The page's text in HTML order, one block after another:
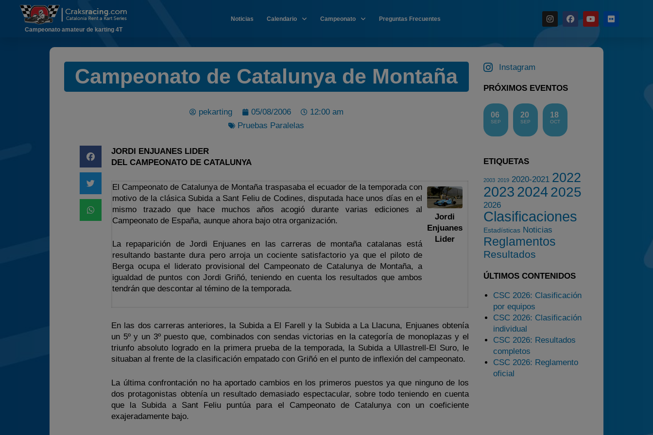
Campeonato amateur de karting 4T
Noticias Calendario Campeonato Preguntas Frecuentes
Campeonato de Catalunya de Montaña
pekarting 05/08/2006
12:00 am
Pruebas Paralelas
JORDI ENJUANES LIDER
DEL CAMPEONATO DE CATALUNYA
El Campeonato de Catalunya de Montaña traspasaba el ecuador de la temporada con
motivo de la clásica Subida a Sant Feliu de Codines, disputada hace unos días en el
mismo trazado que hace muchos años acogió durante varias ediciones al
Campeonato de España, aunque ahora bajo otra organización.
La repaparición de Jordi Enjuanes en las carreras de montaña catalanas está
resultando bastante dura pero arroja un cociente satisfactorio ya que el piloto de
Berga ocupa el liderato provisional del Campeonato de Catalunya de Montaña, a
igualdad de puntos con Jordi Griñó, teniendo en cuenta los resultados que ambos
tendrán que descontar al témino de la temporada.
Jordi
Enjuanes
Lider
En las dos carreras anteriores, la Subida a El Farell y la Subida a La Llacuna, Enjuanes obtenía
un 5º y un 3º puesto que, combinados con sendas victorias en la categoría de monoplazas y el
triunfo absoluto logrado en la primera prueba de la temporada, la Subida a Ullastrell-El Suro, le
situaban al frente de la clasificación empatado con Griñó en el punto de inflexión del campeonato.
La última confrontación no ha aportado cambios en los primeros puestos ya que ninguno de los
dos protagonistas obtenía un resultado demasiado espectacular, sobre todo teniendo en cuenta
que la Subida a Sant Feliu puntúa para el Campeonato de Catalunya con un coeficiente
exajeradamente bajo.
Instagram
PRÓXIMOS EVENTOS
06
SEP
20
SEP
18
OCT
ETIQUETAS
2003 2019 2020-2021 2022
2023 20242025
2026
Clasificaciones
Estadísticas Noticias
Reglamentos
Resultados
ÚLTIMOS CONTENIDOS
CSC 2026: Clasificación
por equipos
CSC 2026: Clasificación
individual
CSC 2026: Resultados
completos
CSC 2026: Reglamento
oficial